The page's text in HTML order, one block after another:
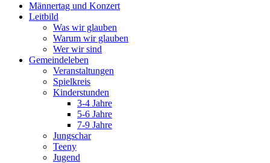
Männertag und Konzert
Leitbild
Was wir glauben
Warum wir glauben
Wer wir sind
Gemeindeleben
Veranstaltungen
Spielkreis
Kinderstunden
3-4 Jahre
5-6 Jahre
7-9 Jahre
Jungschar
Teeny
Jugend